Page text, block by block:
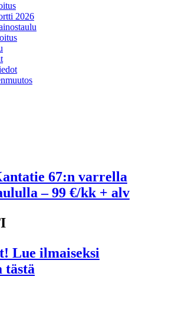
2026
67:n varrella
– 99 €/kk + alv
Lue ilmaiseksi
tästä